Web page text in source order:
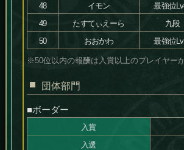
48
イモン 最強位
49
たすてぃえーら 九段
50
おおかわ 最強位
※50位以内の報酬は入賞以上のプレイヤーが
団体部門
■ボーダー
入賞
入選